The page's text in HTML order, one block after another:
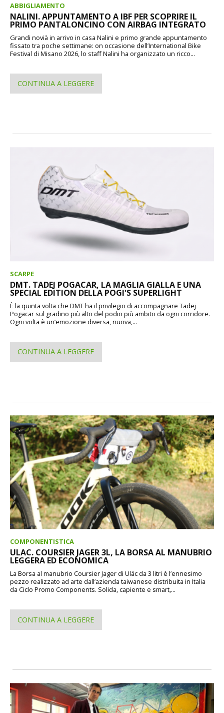
ABBIGLIAMENTO
NALINI. APPUNTAMENTO A IBF PER SCOPRIRE IL
PRIMO PANTALONCINO CON AIRBAG INTEGRATO
Grandi novià in arrivo in casa Nalini e primo grande appuntamento
fissato tra poche settimane: on occasione dell’International Bike
Festival di Misano 2026, lo staff Nalini ha organizzato un ricco...
CONTINUA A LEGGERE
SCARPE
DMT. TADEJ POGACAR, LA MAGLIA GIALLA E UNA
SPECIAL EDITION DELLA POGI'S SUPERLIGHT
È la quinta volta che DMT ha il privilegio di accompagnare Tadej
Pogacar sul gradino più alto del podio più ambito da ogni corridore.
Ogni volta è un’emozione diversa, nuova,...
CONTINUA A LEGGERE
COMPONENTISTICA
ULAC. COURSIER JAGER 3L, LA BORSA AL MANUBRIO
LEGGERA ED ECONOMICA
La Borsa al manubrio Coursier Jager di Uläc da 3 litri è l’ennesimo
pezzo realizzato ad arte dall’azienda taiwanese distribuita in Italia
da Ciclo Promo Components. Solida, capiente e smart,...
CONTINUA A LEGGERE